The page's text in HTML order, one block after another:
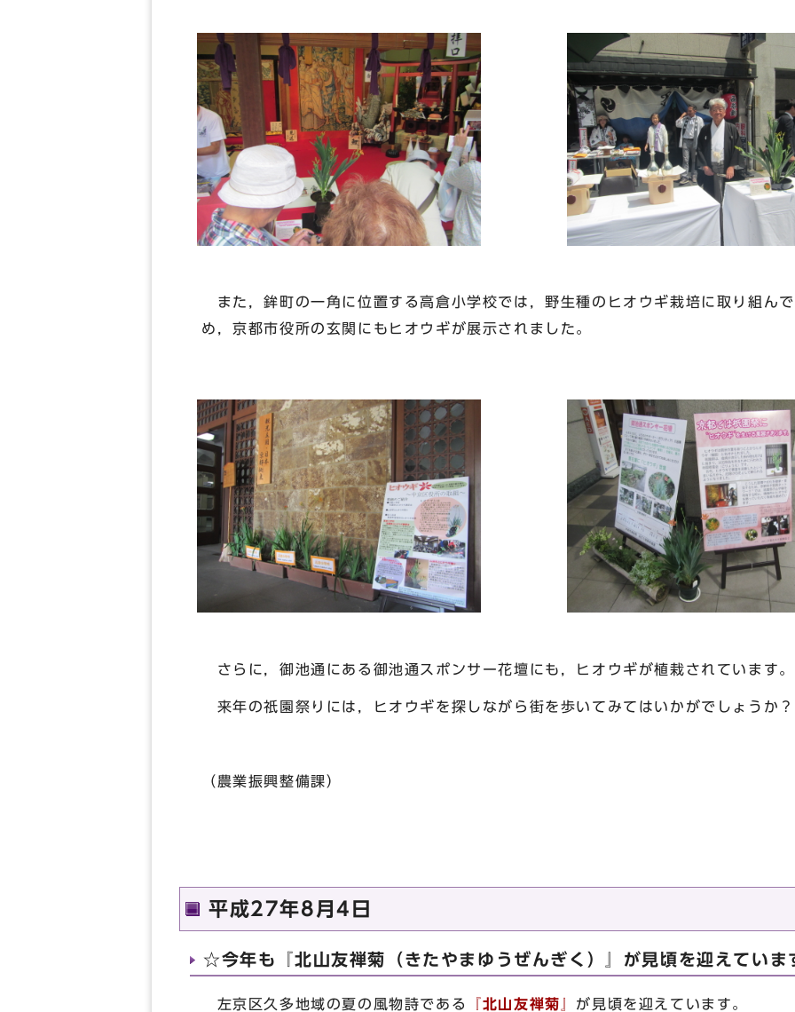
また，鉾町の一角に位置する高倉小学校では，野生種のヒオウギ栽培に取り組ん
め，京都市役所の玄関にもヒオウギが展示されました。
さらに，御池通にある御池通スポンサー花壇にも，ヒオウギが植栽されています。
来年の祇園祭りには，ヒオウギを探しながら街を歩いてみてはいかがでしょうか？
（農業振興整備課）
平成27年8月4日
☆今年も『北山友禅菊（きたやまゆうぜんぎく）』が見頃を迎えてい
左京区久多地域の夏の風物詩である 『北山友禅菊』 が見頃を迎えています。